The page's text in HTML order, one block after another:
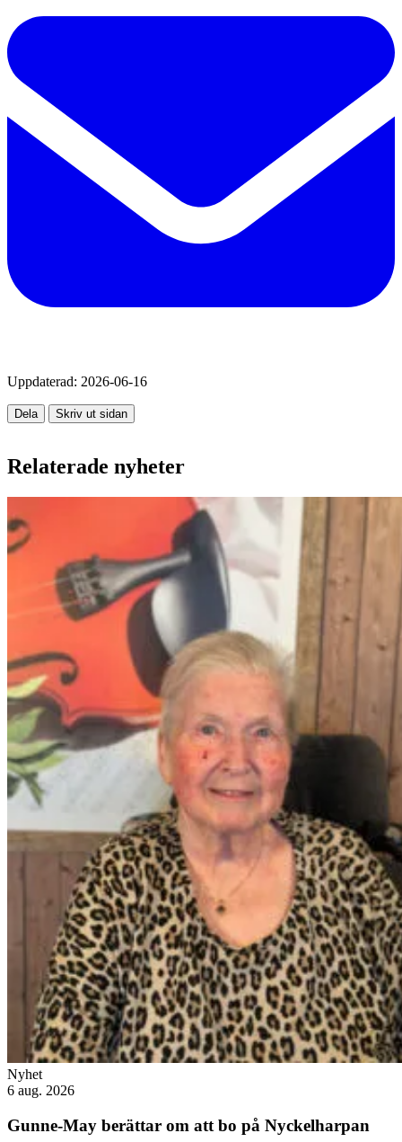
Uppdaterad: 2026-06-16
Dela Skriv ut sidan
Relaterade nyheter
Nyhet
6 aug. 2026
Gunne-May berättar om att bo på Nyckelharpan